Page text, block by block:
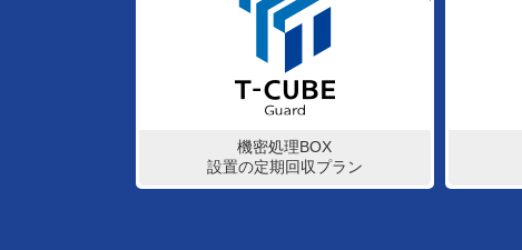
機密処理BOX
設置の定期回収プラン